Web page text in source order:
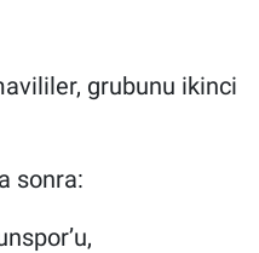
grubunu ikinci
sonra: